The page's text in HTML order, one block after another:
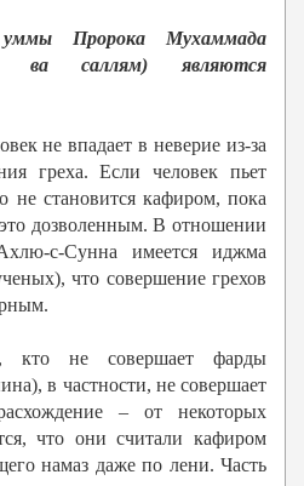
Пророка Мухаммада
ва саллям) являются
не впадает в неверие из-за
греха. Если человек пьет
не становится кафиром, пока
дозволенным. В отношении
с-Сунна имеется иджма
что совершение грехов
кто не совершает фарды
в частности, не совершает
– от некоторых
что они считали кафиром
намаз даже по лени. Часть